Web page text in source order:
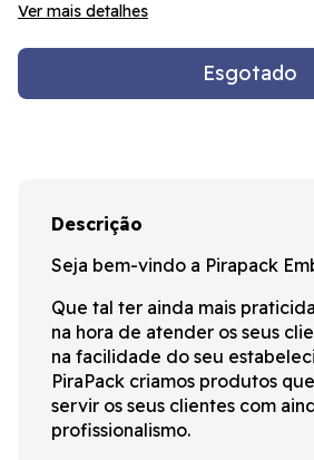
Ver mais detalhes
Descrição
Seja bem-vindo a Pirapack
Que tal ter ainda mais
na hora de atender os seus
na facilidade do seu
PiraPack criamos produtos
servir os seus clientes com
profissionalismo.